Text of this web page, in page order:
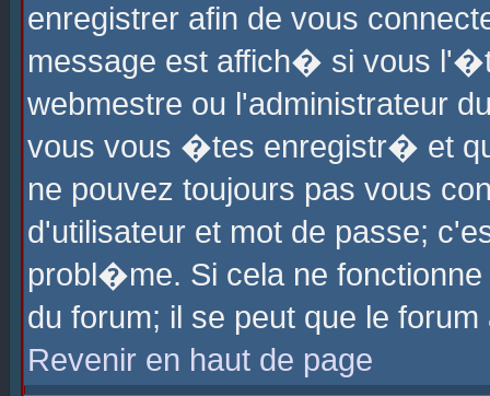
enregistrer afin de vous
message est affich� si vous
webmestre ou l'administrateur
vous vous �tes enregistr� et
ne pouvez toujours pas vous
d'utilisateur et mot de passe;
probl�me. Si cela ne
du forum; il se peut que le
Revenir en haut de page